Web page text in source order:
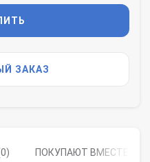
ЗАКАЗ
ПОКУПАЮТ ВМЕСТЕ